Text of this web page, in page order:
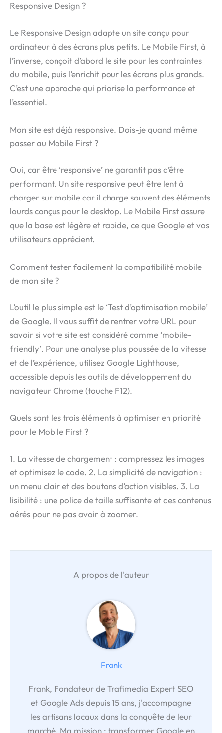
Responsive Design ?
Le Responsive Design adapte un site conçu pour
ordinateur à des écrans plus petits. Le Mobile First, à
l’inverse, conçoit d’abord le site pour les contraintes
du mobile, puis l’enrichit pour les écrans plus grands.
C’est une approche qui priorise la performance et
l’essentiel.
Mon site est déjà responsive. Dois-je quand même
passer au Mobile First ?
Oui, car être ‘responsive’ ne garantit pas d’être
performant. Un site responsive peut être lent à
charger sur mobile car il charge souvent des éléments
lourds conçus pour le desktop. Le Mobile First assure
que la base est légère et rapide, ce que Google et vos
utilisateurs apprécient.
Comment tester facilement la compatibilité mobile
de mon site ?
L’outil le plus simple est le ‘Test d’optimisation mobile’
de Google. Il vous suffit de rentrer votre URL pour
savoir si votre site est considéré comme ‘mobile-
friendly’. Pour une analyse plus poussée de la vitesse
et de l’expérience, utilisez Google Lighthouse,
accessible depuis les outils de développement du
navigateur Chrome (touche F12).
Quels sont les trois éléments à optimiser en priorité
pour le Mobile First ?
1. La vitesse de chargement : compressez les images
et optimisez le code. 2. La simplicité de navigation :
un menu clair et des boutons d’action visibles. 3. La
lisibilité : une police de taille suffisante et des contenus
aérés pour ne pas avoir à zoomer.
A propos de l'auteur
Frank
Frank, Fondateur de Trafimedia Expert SEO
et Google Ads depuis 15 ans, j'accompagne
les artisans locaux dans la conquête de leur
marché. Ma mission : transformer Google en